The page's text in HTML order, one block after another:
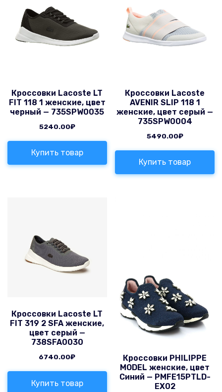
Кроссовки Lacoste LT
FIT 118 1 женские, цвет
черный — 735SPW0035
5240.00₽
Купить товар
Кроссовки Lacoste
AVENIR SLIP 118 1
женские, цвет серый —
735SPW0004
5490.00₽
Купить товар
Кроссовки Lacoste LT
FIT 319 2 SFA женские,
цвет серый —
738SFA0030
6740.00₽
Купить товар
Кроссовки PHILIPPE
MODEL женские, цвет
Синий — PMFE15PTLD-
EX02